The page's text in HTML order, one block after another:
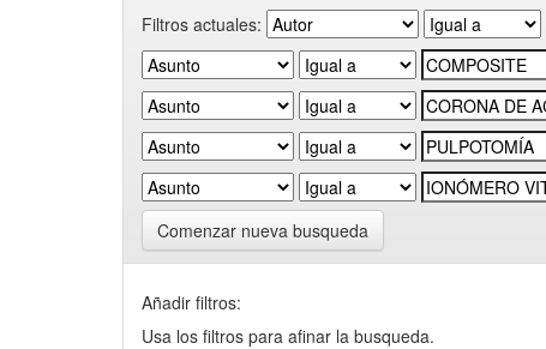
Filtros actuales:
Comenzar nueva busqueda
Añadir filtros:
Usa los filtros para afinar la busqueda.